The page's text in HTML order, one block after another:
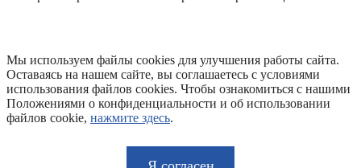
Мы используем файлы cookies для улучшения работы сайта.
Оставаясь на нашем сайте, вы соглашаетесь с условиями
использования файлов cookies. Чтобы ознакомиться с нашими
Положениями о конфиденциальности и об использовании
файлов cookie, нажмите здесь.